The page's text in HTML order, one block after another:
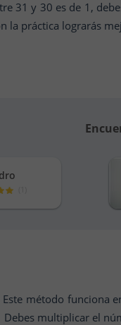
31 y 30 es de 1,
la práctica lograrás
método funciona
multiplicar el